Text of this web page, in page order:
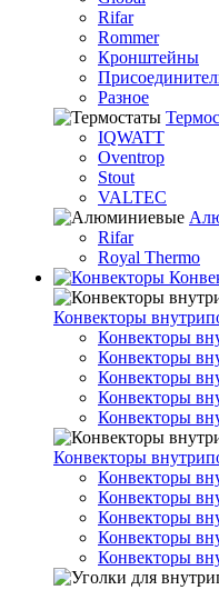
Rifar
Rommer
Кронштейны
Разное
IQWATT
Oventrop
Stout
VALTEC
Rifar
Royal Thermo
Конвекторы
Конвекторы
Конвекторы
Конвекторы
Конвекторы
Конвекторы
Конвекторы
Конвекторы
Конвекторы
Конвекторы
Конвекторы
Конвекторы